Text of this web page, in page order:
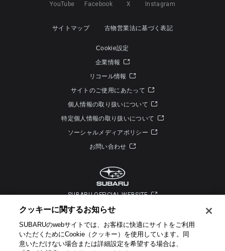
YouTube Facebook X Instagram
サイトマップ 古物営業法に基づく表記
Cookie設定
企業情報
リコール情報
サイトのご使用にあたって
個人情報の取り扱いについて
特定個人情報の取り扱いについて
ソーシャルメディアポリシー
お問い合わせ
SUBARU OFFICIAL WEBSITE
クッキーに関するお知らせ​
SUBARUのwebサイトでは、お客様に快適にサイトをご利用
いただくためにCookie（クッキー）を使用しています。​ 同
意いただけない場合または詳細設定を希望する場合は、